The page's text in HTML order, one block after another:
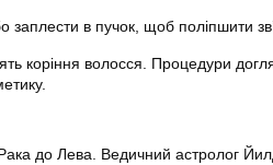
заплести в пучок, щоб поліпшити
коріння волосся. Процедури
до Лева. Ведичний астролог